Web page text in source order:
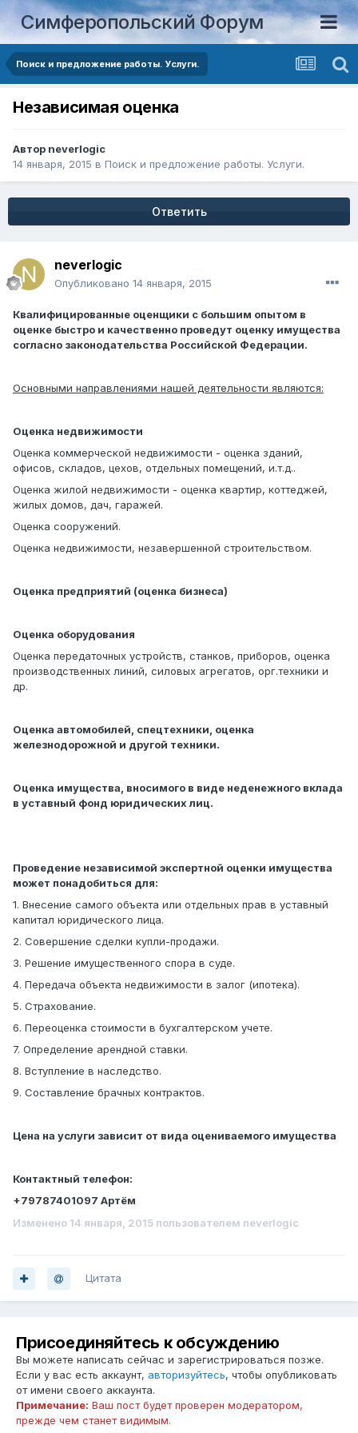
Симферопольский Форум
Поиск и предложение работы. Услуги.
Независимая оценка
Автор neverlogic
14 января, 2015 в Поиск и предложение работы. Услуги.
Ответить
neverlogic
Опубликовано 14 января, 2015
Квалифицированные оценщики с большим опытом в
оценке быстро и качественно проведут оценку имущества
согласно законодательства Российской Федерации.
Основными направлениями нашей деятельности являются:
Оценка недвижимости
Оценка коммерческой недвижимости - оценка зданий,
офисов, складов, цехов, отдельных помещений, и.т.д..
Оценка жилой недвижимости - оценка квартир, коттеджей,
жилых домов, дач, гаражей.
Оценка сооружений.
Оценка недвижимости, незавершенной строительством.
Оценка предприятий (оценка бизнеса)
Оценка оборудования
Оценка передаточных устройств, станков, приборов, оценка
производственных линий, силовых агрегатов, орг.техники и
др.
Оценка автомобилей, спецтехники, оценка
железнодорожной и другой техники.
Оценка имущества, вносимого в виде неденежного вклада
в уставный фонд юридических лиц.
Проведение независимой экспертной оценки имущества
может понадобиться для:
1. Внесение самого объекта или отдельных прав в уставный
капитал юридического лица.
2. Совершение сделки купли-продажи.
3. Решение имущественного спора в суде.
4. Передача объекта недвижимости в залог (ипотека).
5. Страхование.
6. Переоценка стоимости в бухгалтерском учете.
7. Определение арендной ставки.
8. Вступление в наследство.
9. Составление брачных контрактов.
Цена на услуги зависит от вида оцениваемого имущества
Контактный телефон:
+79787401097 Артём
Изменено 14 января, 2015 пользователем neverlogic
Цитата
Присоединяйтесь к обсуждению
Вы можете написать сейчас и зарегистрироваться позже.
Если у вас есть аккаунт, авторизуйтесь, чтобы опубликовать
от имени своего аккаунта.
Примечание: Ваш пост будет проверен модератором,
прежде чем станет видимым.